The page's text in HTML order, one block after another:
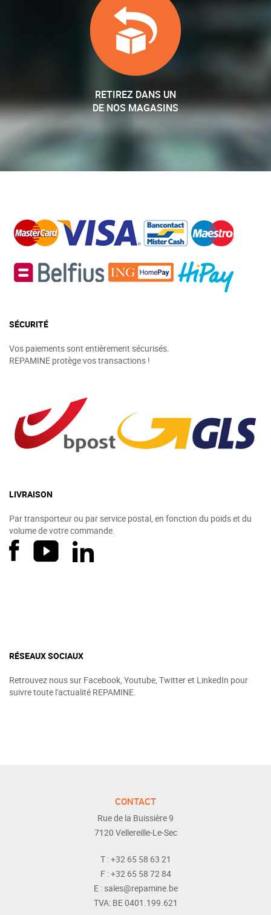
RETIREZ DANS UN
DE NOS MAGASINS
SÉCURITÉ
Vos paiements sont entièrement sécurisés.
REPAMINE protège vos transactions !
LIVRAISON
Par transporteur ou par service postal, en fonction du poids et du
volume de votre commande.
RÉSEAUX SOCIAUX
Retrouvez nous sur Facebook, Youtube, Twitter et LinkedIn pour
suivre toute l'actualité REPAMINE.
CONTACT
Rue de la Buissière 9
7120 Vellereille-Le-Sec
T :+32 65 58 63 21
F :+32 65 58 72 84
E :sales@repamine.be
TVA: BE 0401.199.621